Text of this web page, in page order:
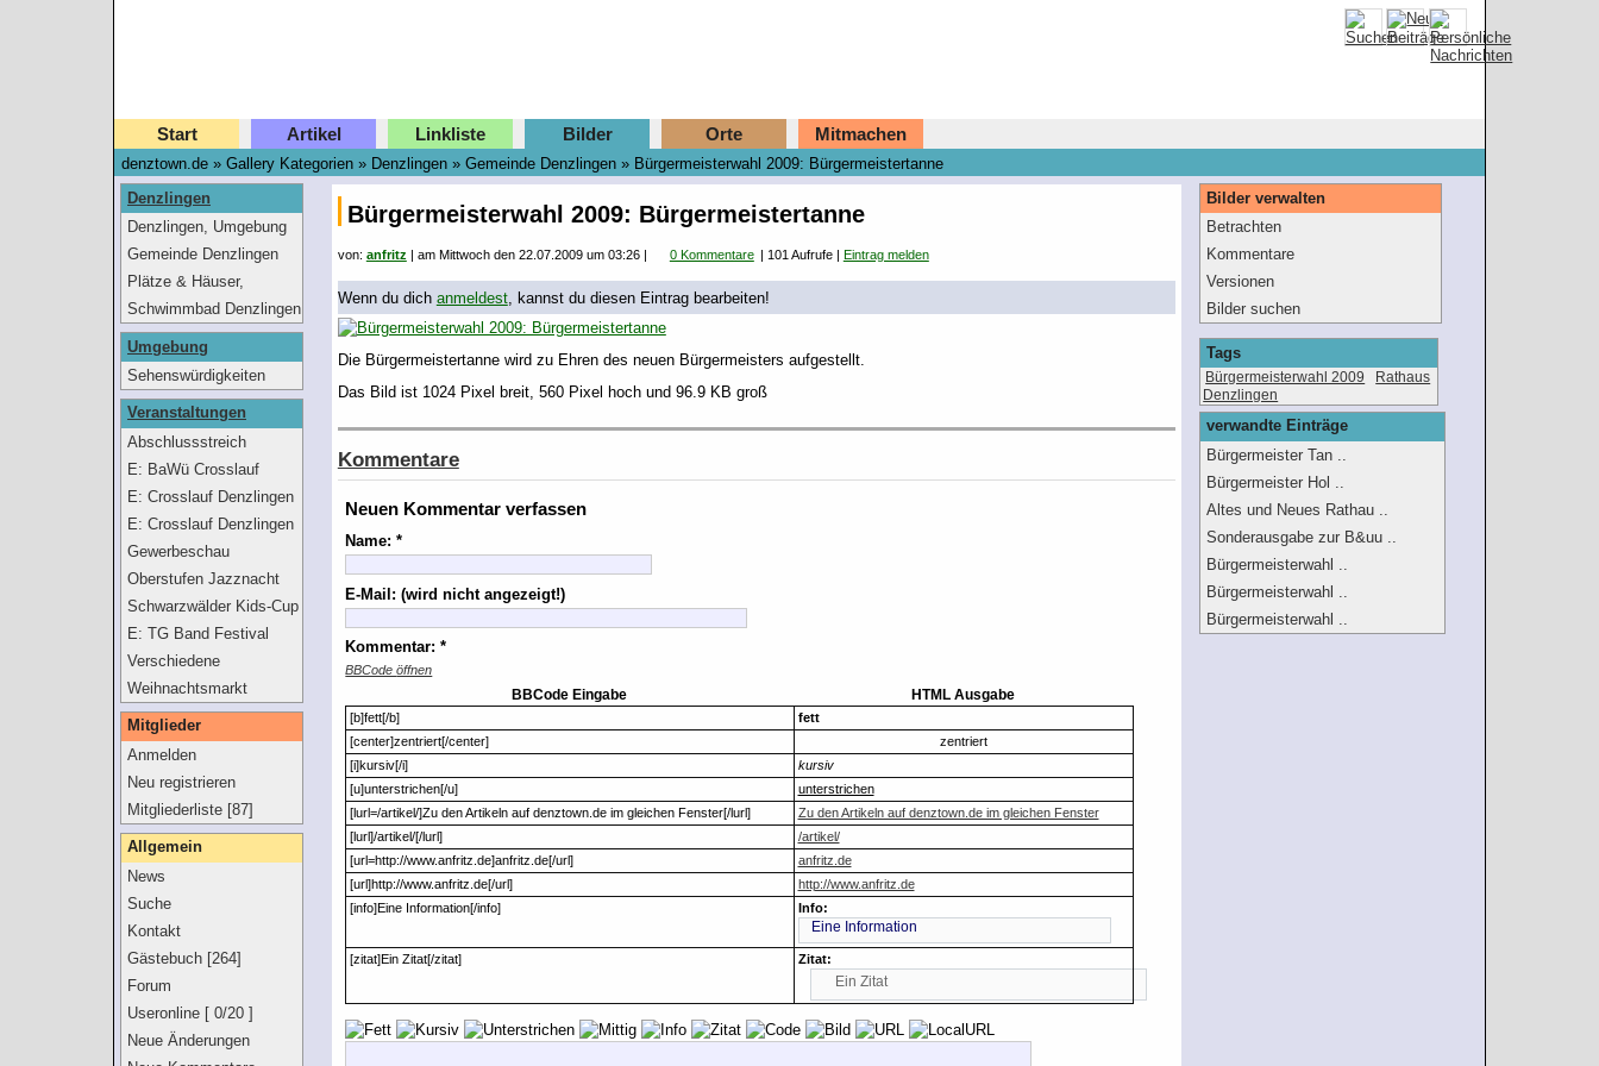
Start Artikel Linkliste Bilder Orte Mitmachen
denztown.de »Gallery Kategorien » Denzlingen »Gemeinde Denzlingen » Bürgermeisterwahl 2009: Bürgermeistertanne
Denzlingen
Denzlingen, Umgebung
Gemeinde Denzlingen
Plätze & Häuser,
Öffentliche Einrichtungen
..
Schwimmbad Denzlingen
Umgebung
Sehenswürdigkeiten
Veranstaltungen
Abschlussstreich
Realschule 2005
E: BaWü Crosslauf
Denzlingen 2015
E: Crosslauf Denzlingen
2011
E: Crosslauf Denzlingen
2014
Gewerbeschau
Denzlingen 2009
Oberstufen Jazznacht
Schwarzwälder Kids-Cup
E: TG Band Festival
Verschiedene
Veranstaltungen
Weihnachtsmarkt
Denzlingen
Mitglieder
Anmelden
Neu registrieren
Mitgliederliste [87]
Allgemein
News
Suche
Kontakt
Gästebuch [264]
Forum
Useronline [ 0/20 ]
Neue Änderungen
Bürgermeisterwahl 2009: Bürgermeistertanne
von: anfritz | am Mittwoch den 22.07.2009 um 03:26| 0 Kommentare | 101 Aufrufe | Eintrag melden
Wenn du dich anmeldest, kannst du diesen Eintrag bearbeiten!
Die Bürgermeistertanne wird zu Ehren des neuen Bürgermeisters aufgestellt.
Das Bild ist 1024 Pixel breit, 560 Pixel hoch und 96.9 KB groß
Kommentare
Neuen Kommentar verfassen
Name: *
E-Mail: (wird nicht angezeigt!)
Kommentar: *
BBCodeöffnen
BBCode Eingabe HTML Ausgabe
[b]fett[/b]
fett
[center]zentriert[/center]
zentriert
[i]kursiv[/i]
kursiv
[u]unterstrichen[/u]
unterstrichen
[lurl=/artikel/]Zu den Artikeln auf denztown.de im gleichen Fenster[/lurl]
Zu den Artikeln auf denztown.de im gleichen Fenster
[lurl]/artikel/[/lurl]
/artikel/
[url=http://www.anfritz.de]anfritz.de[/url]
anfritz.de
[url]http://www.anfritz.de[/url]
http://www.anfritz.de
[info]Eine Information[/info]
Info:
Eine Information
[zitat]Ein Zitat[/zitat] Zitat:
Ein Zitat
Bilder verwalten
Betrachten
Kommentare
Versionen
Bilder suchen
Tags
Bürgermeisterwahl 2009
Rathaus
Denzlingen
verwandte Einträge
Bürgermeister Tan ..
Bürgermeister Hol ..
Altes und Neues Rathau ..
Sonderausgabe zur B&uu ..
Bürgermeisterwahl ..
Bürgermeisterwahl ..
Bürgermeisterwahl ..